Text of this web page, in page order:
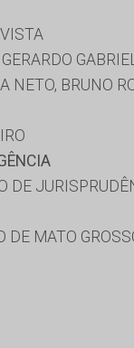
NETO, BRUNO
DE
MATO